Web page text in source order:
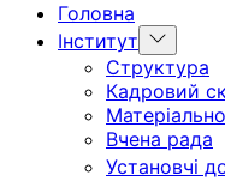
Головна
Інститут
Show
sub
menu
Структура
Кадровий
Вчена рада
Установчі